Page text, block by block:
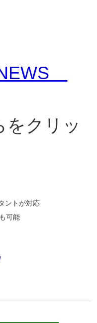
リッ
ントが対応
可能